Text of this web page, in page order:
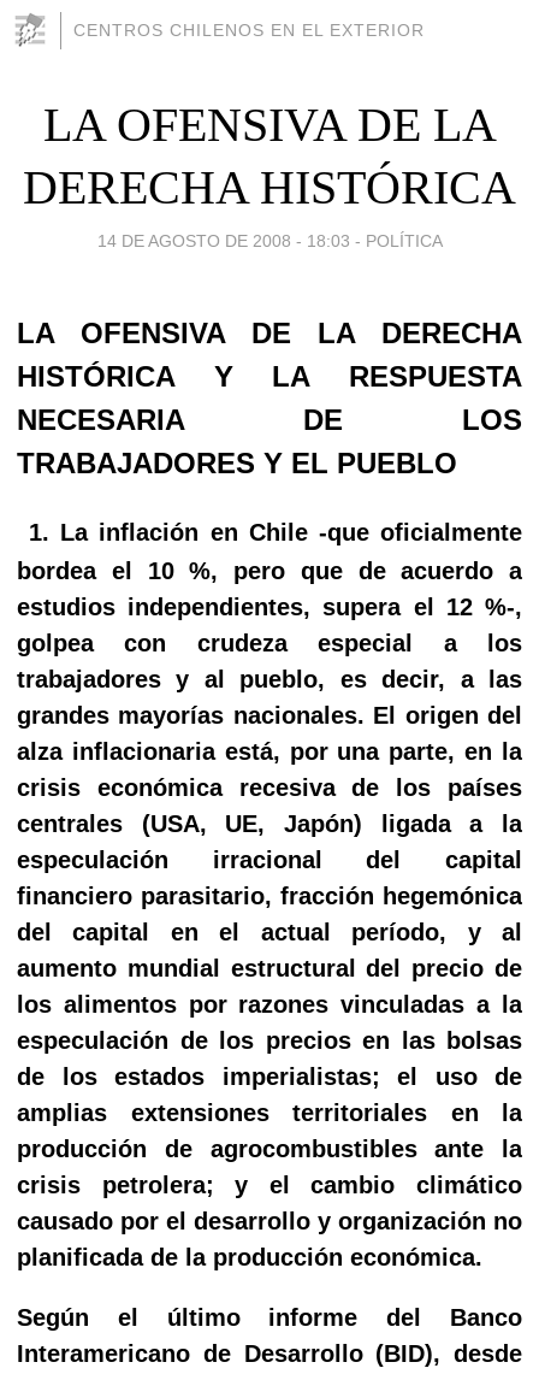
CENTROS CHILENOS EN EL EXTERIOR
LA OFENSIVA DE LA
DERECHA HISTÓRICA
14 DE AGOSTO DE 2008 - 18:03 - POLÍTICA
LA OFENSIVA DE LA DERECHA
HISTÓRICA Y LA RESPUESTA
NECESARIA DE LOS
TRABAJADORES Y EL PUEBLO
1. La inflación en Chile -que oficialmente
bordea el 10 %, pero que de acuerdo a
estudios independientes, supera el 12 %-,
golpea con crudeza especial a los
trabajadores y al pueblo, es decir, a las
grandes mayorías nacionales. El origen del
alza inflacionaria está, por una parte, en la
crisis económica recesiva de los países
centrales (USA, UE, Japón) ligada a la
especulación irracional del capital
financiero parasitario, fracción hegemónica
del capital en el actual período, y al
aumento mundial estructural del precio de
los alimentos por razones vinculadas a la
especulación de los precios en las bolsas
de los estados imperialistas; el uso de
amplias extensiones territoriales en la
producción de agrocombustibles ante la
crisis petrolera; y el cambio climático
causado por el desarrollo y organización no
planificada de la producción económica.
Según el último informe del Banco
Interamericano de Desarrollo (BID), desde